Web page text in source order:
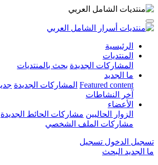
الرئيسية
المنتديات
المشاركات الجديدة بحث بالمنتديات
ما الجديد
Featured content المشاركات الجديدة
آخر النشاطات
الأعضاء
الزوار الحاليين مشاركات الحائط الجديدة
مشاركات الملف الشخصي
تسجيل الدخول تسجيل
ما الجديد البحث